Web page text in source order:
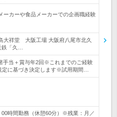
ーカーや食品メーカーでの企画職経験
大祥堂 大阪工場 大阪府八尾市北久
「久…
手当＋賞与年2回※これまでのご経験
定に基づき決定します※試用期間…
時間勤務（休憩60分）※残業：月／